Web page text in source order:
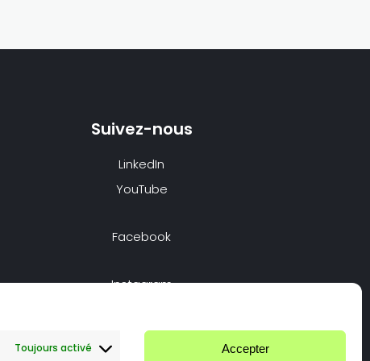
Toujours activé Accepter
Suivez-nous
LinkedIn
YouTube
Facebook
Instagram